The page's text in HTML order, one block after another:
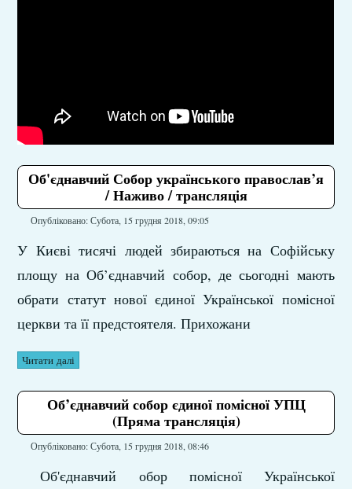
Об'єднавчий Собор українського православ’я
/ Наживо / трансляція
Опубліковано: Субота, 15 грудня 2018, 09:05
У Києві тисячі людей збираються на Софійську
площу на Об’єднавчий собор, де сьогодні мають
обрати статут нової єдиної Української помісної
церкви та її предстоятеля. Прихожани
Читати далі
Об’єднавчий собор єдиної помісної УПЦ
(Пряма трансляція)
Опубліковано: Субота, 15 грудня 2018, 08:46
Об'єднавчий обор помісної Української